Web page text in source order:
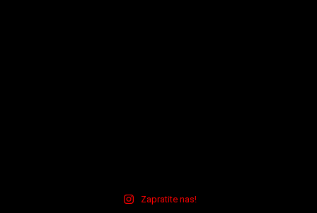
Zapratite nas!